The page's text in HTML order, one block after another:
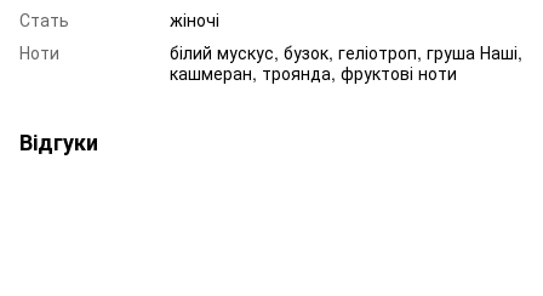
Стать
жіночі
Ноти
білий мускус, бузок, геліотроп, груша Наші,
кашмеран, троянда, фруктові ноти
Відгуки